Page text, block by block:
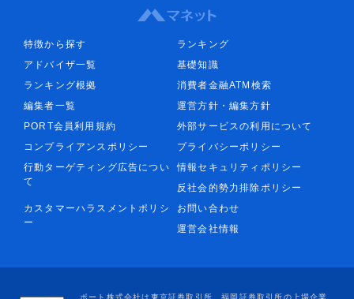
特徴から探す
ランキング
アドバイザ一覧
基礎知識
ランキング根拠
消費者金融ATM検索
編集者一覧
運営方針・編集方針
PORT会員利用規約
外部サービスの利用について
コンプライアンスポリシー
プライバシーポリシー
行動ターゲティング広告につい
て
情報セキュリティポリシー
反社会的勢力排除ポリシー
カスタマーハラスメントポリシ
ー
お問い合わせ
運営会社情報